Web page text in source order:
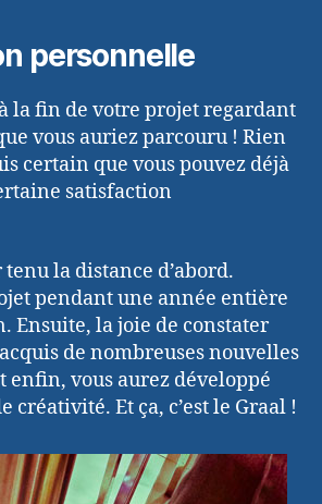
personnelle
la fin de votre projet regardant
vous auriez parcouru ! Rien
certain que vous pouvez déjà
satisfaction
la distance d’abord.
pendant une année entière
Ensuite, la joie de constater
de nombreuses nouvelles
enfin, vous aurez développé
créativité. Et ça, c’est le Graal !